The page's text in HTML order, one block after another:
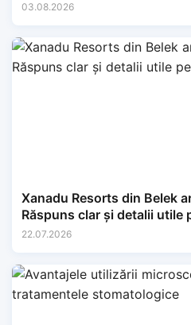
03.08.2026
Xanadu Resorts din Belek
Răspuns clar și detalii utile
22.07.2026